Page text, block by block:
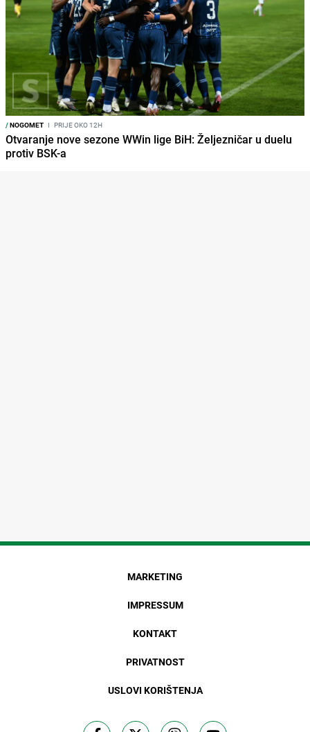
/NOGOMET I PRIJE OKO 12H
Otvaranje nove sezone WWin lige BiH: Željezničar u duelu
protiv BSK-a
MARKETING
IMPRESSUM
KONTAKT
PRIVATNOST
USLOVI KORIŠTENJA